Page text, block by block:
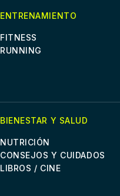
ENTRENAMIENTO
FITNESS
RUNNING
BIENESTAR Y SALUD
NUTRICIÓN
CONSEJOS Y CUIDADOS
LIBROS / CINE